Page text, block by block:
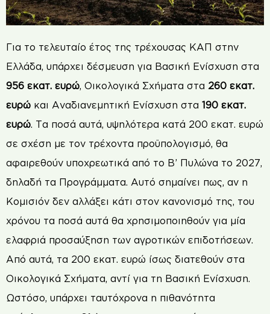
Για το τελευταίο έτος της τρέχουσας ΚΑΠ στην
Ελλάδα, υπάρχει δέσμευση για Βασική Ενίσχυση στα
956 εκατ. ευρώ, Οικολογικά Σχήματα στα 260 εκατ.
ευρώ και Αναδιανεμητική Ενίσχυση στα 190 εκατ.
ευρώ. Τα ποσά αυτά, υψηλότερα κατά 200 εκατ. ευρώ
σε σχέση με τον τρέχοντα προϋπολογισμό, θα
αφαιρεθούν υποχρεωτικά από το Β’ Πυλώνα το 2027,
δηλαδή τα Προγράμματα. Αυτό σημαίνει πως, αν η
Κομισιόν δεν αλλάξει κάτι στον κανονισμό της, του
χρόνου τα ποσά αυτά θα χρησιμοποιηθούν για μία
ελαφριά προσαύξηση των αγροτικών επιδοτήσεων.
Από αυτά, τα 200 εκατ. ευρώ ίσως διατεθούν στα
Οικολογικά Σχήματα, αντί για τη Βασική Ενίσχυση.
Ωστόσο, υπάρχει ταυτόχρονα η πιθανότητα